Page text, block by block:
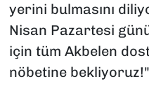
yerini bulmasını
Nisan Pazartesi
için tüm Akbelen
nöbetine bekliyoruz!"